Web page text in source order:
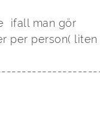
ifall man gör